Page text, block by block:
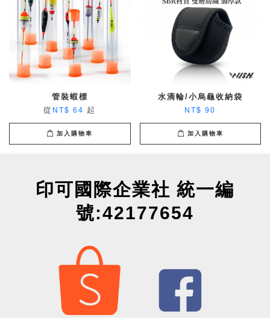
管裝蝦標
從 NT$ 64 起
加入購物車
水滴輪/小烏龜收納袋
NT$ 90
加入購物車
印可國際企業社 統一編
號:42177654